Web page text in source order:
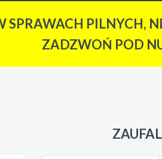
SPRAWACH PILNYCH,
ZADZWOŃ POD